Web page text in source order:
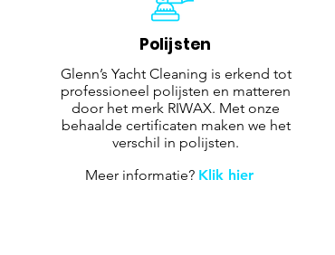
Polijsten
Glenn’s Yacht Cleaning is erkend tot
professioneel polijsten en matteren
door het merk RIWAX. Met onze
behaalde certificaten maken we het
verschil in polijsten.
Meer informatie? Klik hier